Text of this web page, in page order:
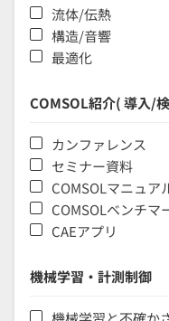
流体/伝熱
構造/音響
最適化
COMSOL紹介( 導入/
カンファレンス
セミナー資料
COMSOLマニュア
COMSOLベンチマ
CAEアプリ
機械学習・計測制御